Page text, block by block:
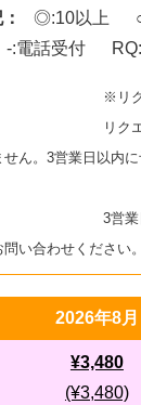
◎:10以上
-:電話受付
スト受
ト受付の
ん。3営業日以内
内に連
い合わせください。
2026年8月
¥3,480
(¥3,480)